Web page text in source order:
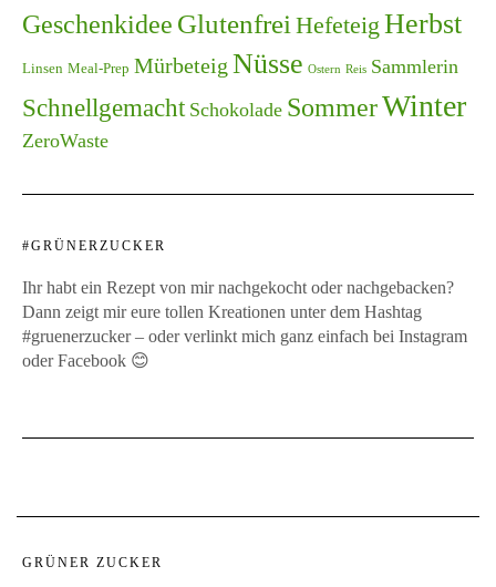
Geschenkidee Glutenfrei Hefeteig Herbst
Linsen Meal-Prep Mürbeteig Nüsse Ostern Reis Sammlerin
Schnellgemacht Schokolade SommerWinter
ZeroWaste
#GRÜNERZUCKER
Ihr habt ein Rezept von mir nachgekocht oder nachgebacken?
Dann zeigt mir eure tollen Kreationen unter dem Hashtag
#gruenerzucker – oder verlinkt mich ganz einfach bei Instagram
oder Facebook 😊
GRÜNER ZUCKER